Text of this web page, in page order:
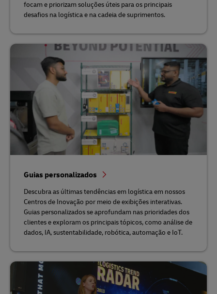
focam e priorizam soluções úteis para os principais
desafios na logística e na cadeia de suprimentos.
Guias personalizados
Descubra as últimas tendências em logística em nossos
Centros de Inovação por meio de exibições interativas.
Guias personalizados se aprofundam nas prioridades dos
clientes e exploram os principais tópicos, como análise de
dados, IA, sustentabilidade, robótica, automação e IoT.